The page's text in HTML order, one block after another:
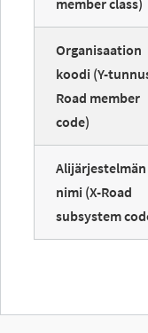
member class)
Organisaation
koodi (Y-
Road member
code)
Alijärjestelmän
nimi (X-Road
subsystem